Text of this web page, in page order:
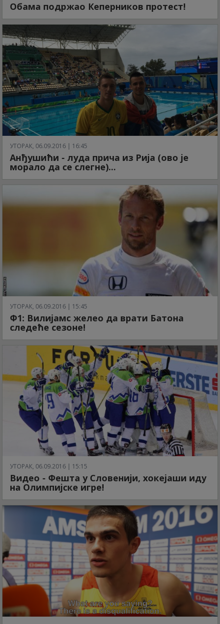
Обама подржао Кеперников протест!
УТОРАК, 06.09.2016 | 16:45
Анђушићи - луда прича из Рија (ово је
морало да се слегне)...
УТОРАК, 06.09.2016 | 15:45
Ф1: Вилијамс желео да врати Батона
следеће сезоне!
УТОРАК, 06.09.2016 | 15:15
Видео - Фешта у Словенији, хокејаши иду
на Олимпијске игре!